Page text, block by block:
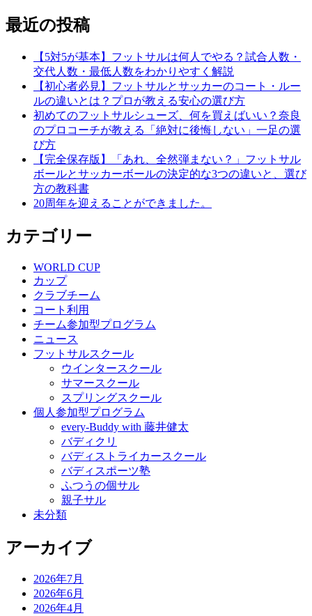
最近の投稿
【5対5が基本】フットサルは何人でやる？試合人数・
交代人数・最低人数をわかりやすく解説
【初心者必見】フットサルとサッカーのコート・ルー
ルの違いとは？プロが教える安心の選び方
初めてのフットサルシューズ、何を買えばいい？奈良
のプロコーチが教える「絶対に後悔しない」一足の選
び方
【完全保存版】「あれ、全然弾まない？」フットサル
ボールとサッカーボールの決定的な3つの違いと、選び
方の教科書
20周年を迎えることができました。
カテゴリー
WORLD CUP
カップ
クラブチーム
コート利用
チーム参加型プログラム
ニュース
フットサルスクール
ウインタースクール
サマースクール
スプリングスクール
個人参加型プログラム
every-Buddy with 藤井健太
バディクリ
バディストライカースクール
バディスポーツ塾
ふつうの個サル
親子サル
未分類
アーカイブ
2026年7月
2026年6月
2026年4月